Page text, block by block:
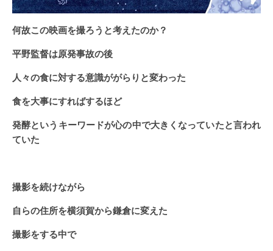
何故この映画を撮ろうと考えたのか？
平野監督は原発事故の後
人々の食に対する意識ががらりと変わった
食を大事にすればするほど
発酵というキーワードが心の中で大きくなっていたと言われ
ていた
撮影を続けながら
自らの住所を横須賀から鎌倉に変えた
撮影をする中で